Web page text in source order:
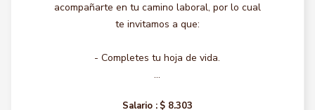
acompañarte en tu camino laboral, por lo cual
te invitamos a que:
- Completes tu hoja de vida.
...
Salario : $ 8.303